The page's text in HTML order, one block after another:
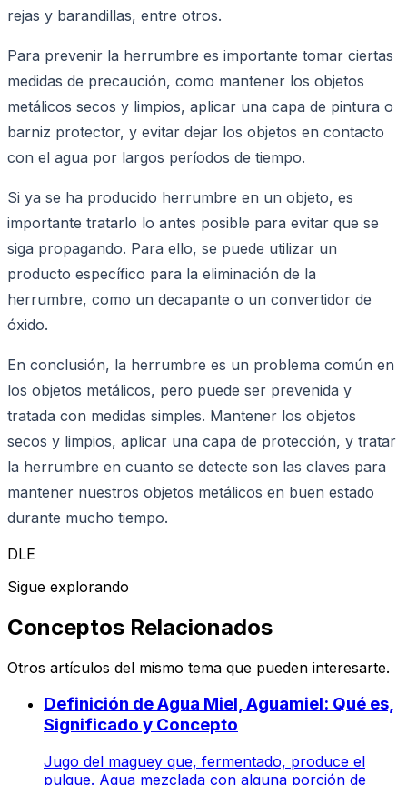
rejas y barandillas, entre otros.
Para prevenir la herrumbre es importante tomar ciertas
medidas de precaución, como mantener los objetos
metálicos secos y limpios, aplicar una capa de pintura o
barniz protector, y evitar dejar los objetos en contacto
con el agua por largos períodos de tiempo.
Si ya se ha producido herrumbre en un objeto, es
importante tratarlo lo antes posible para evitar que se
siga propagando. Para ello, se puede utilizar un
producto específico para la eliminación de la
herrumbre, como un decapante o un convertidor de
óxido.
En conclusión, la herrumbre es un problema común en
los objetos metálicos, pero puede ser prevenida y
tratada con medidas simples. Mantener los objetos
secos y limpios, aplicar una capa de protección, y tratar
la herrumbre en cuanto se detecte son las claves para
mantener nuestros objetos metálicos en buen estado
durante mucho tiempo.
DLE
Sigue explorando
Conceptos Relacionados
Otros artículos del mismo tema que pueden interesarte.
Definición de Agua Miel, Aguamiel: Qué es,
Significado y Concepto
Jugo del maguey que, fermentado, produce el
pulque. Agua mezclada con alguna porción de